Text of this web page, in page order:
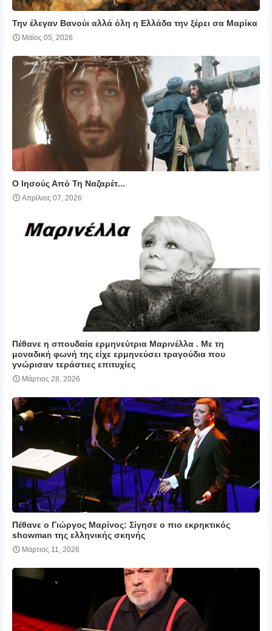
Την έλεγαν Βανούι αλλά όλη η Ελλάδα την ξέρει σα Μαρίκα
Μάϊος 05, 2026
Ο Ιησούς Από Τη Ναζαρέτ...
Απρίλιος 07, 2026
Πέθανε η σπουδαία ερμηνεύτρια Μαρινέλλα . Με τη
μοναδική φωνή της είχε ερμηνεύσει τραγούδια που
γνώρισαν τεράστιες επιτυχίες
Μάρτιος 28, 2026
Πέθανε ο Γιώργος Μαρίνος: Σίγησε ο πιο εκρηκτικός
showman της ελληνικής σκηνής
Μάρτιος 11, 2026